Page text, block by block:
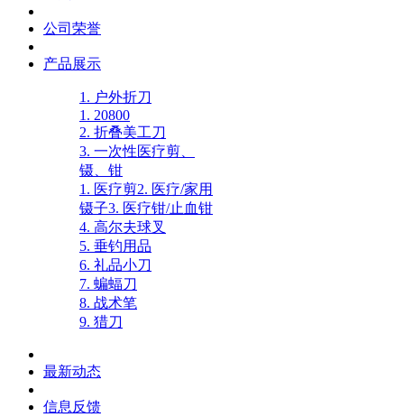
公司荣誉
产品展示
1. 户外折刀
1. 20800
2. 折叠美工刀
3. 一次性医疗剪、
镊、钳
1. 医疗剪2. 医疗/家用
镊子3. 医疗钳/止血钳
4. 高尔夫球叉
5. 垂钓用品
6. 礼品小刀
7. 蝙蝠刀
8. 战术笔
9. 猎刀
最新动态
信息反馈